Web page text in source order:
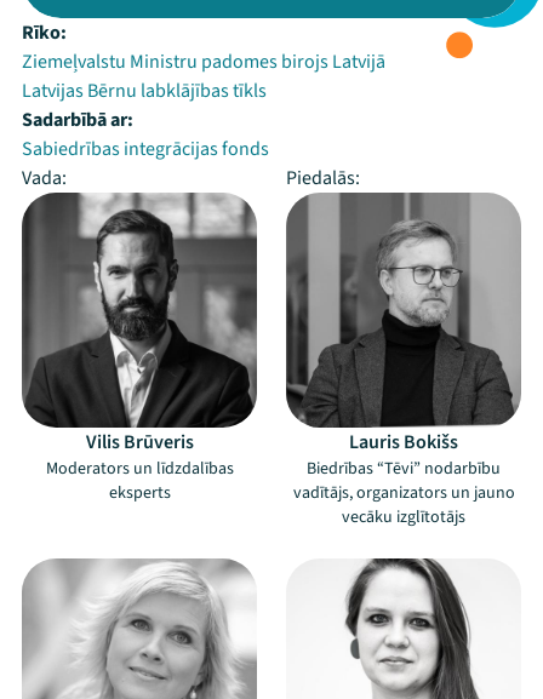
Rīko:
Ziemeļvalstu Ministru padomes birojs Latvijā
Latvijas Bērnu labklājības tīkls
Sadarbībā ar:
Sabiedrības integrācijas fonds
Vada:
Piedalās:
Vilis Brūveris
Moderators un līdzdalības
eksperts
Lauris Bokišs
Biedrības “Tēvi” nodarbību
vadītājs, organizators un jauno
vecāku izglītotājs